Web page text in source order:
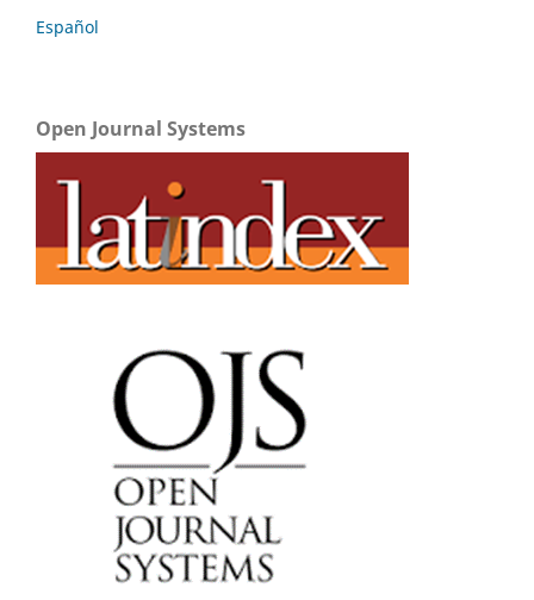
Español
Open Journal Systems